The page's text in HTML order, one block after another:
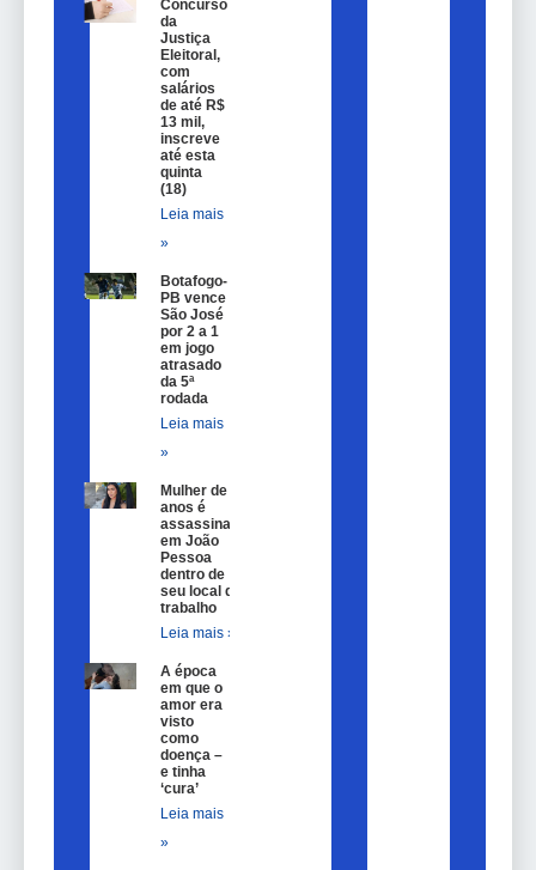
Concurso
da
Justiça
Eleitoral,
com
salários
de até R$
13 mil,
inscreve
até esta
quinta
(18)
Leia mais
»
Botafogo-
PB vence
São José
por 2 a 1
em jogo
atrasado
da 5ª
rodada
Leia mais
»
Mulher de 25
anos é
assassinada
em João
Pessoa
dentro de
seu local de
trabalho
Leia mais »
A época
em que o
amor era
visto
como
doença –
e tinha
‘cura’
Leia mais
»